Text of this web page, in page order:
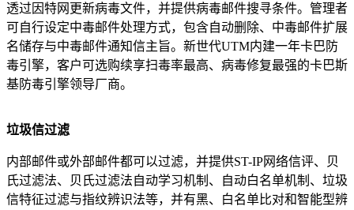
透过因特网更新病毒文件，并提供病毒邮件搜寻条件。管理者
可自行设定中毒邮件处理方式，包含自动删除、中毒邮件扩展
名储存与中毒邮件通知信主旨。新世代UTM内建一年卡巴防
毒引擎，客户可选购续享扫毒率最高、病毒修复最强的卡巴斯
基防毒引擎领导厂商。
垃圾信过滤
内部邮件或外部邮件都可以过滤，并提供ST-IP网络信评、贝
氏过滤法、贝氏过滤法自动学习机制、自动白名单机制、垃圾
信特征过滤与指纹辨识法等，并有黑、白名单比对和智能型辨